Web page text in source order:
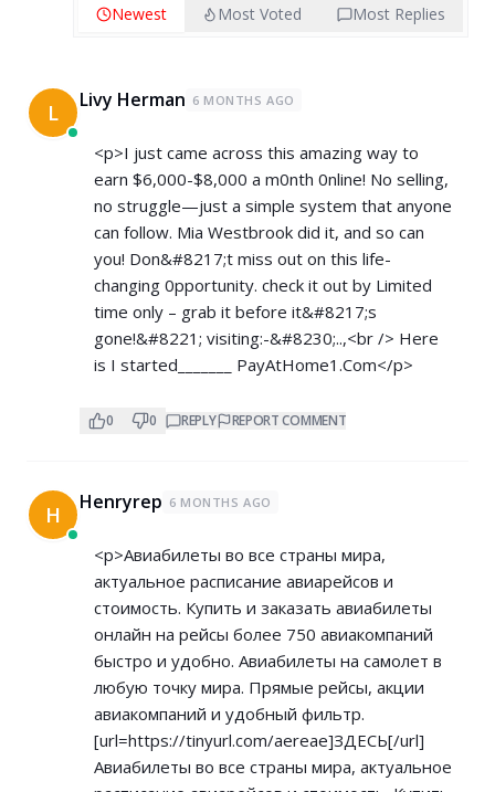
Newest Most Voted Most Replies
L Livy Herman 6 MONTHS AGO
<p>I just came across this amazing way to
earn $6,000-$8,000 a m0nth 0nline! No selling,
no struggle—just a simple system that anyone
can follow. Mia Westbrook did it, and so can
you! Don&#8217;t miss out on this life-
changing 0pportunity. check it out by Limited
time only – grab it before it&#8217;s
gone!&#8221; visiting:-&#8230;..,<br /> Here
is I started_______ ­P­a­y­A­t­H­o­m­e­1­.­C­om</p>
0 0 REPLY REPORT COMMENT
H Henryrep 6 MONTHS AGO
<p>Авиабилеты во все страны мира,
актуальное расписание авиарейсов и
стоимость. Купить и заказать авиабилеты
онлайн на рейсы более 750 авиакомпаний
быстро и удобно. Авиабилеты на самолет в
любую точку мира. Прямые рейсы, акции
авиакомпаний и удобный фильтр.
[url=https://tinyurl.com/aereae]ЗДЕСЬ[/url]
Авиабилеты во все страны мира, актуальное